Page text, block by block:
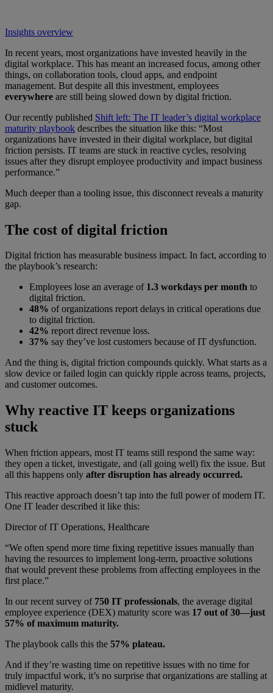
Insights overview
In recent years, most organizations have invested heavily in the
digital workplace. This has meant an increased focus, among other
things, on collaboration tools, cloud apps, and endpoint
management. But despite all this investment, employees
everywhere are still being slowed down by digital friction.
Our recently published Shift left: The IT leader’s digital workplace
maturity playbook describes the situation like this: “Most
organizations have invested in their digital workplace, but digital
friction persists. IT teams are stuck in reactive cycles, resolving
issues after they disrupt employee productivity and impact business
performance.”
Much deeper than a tooling issue, this disconnect reveals a maturity
gap.
The cost of digital friction
Digital friction has measurable business impact. In fact, according to
the playbook’s research:
Employees lose an average of 1.3 workdays per month to
digital friction.
48% of organizations report delays in critical operations due
to digital friction.
42% report direct revenue loss.
37% say they’ve lost customers because of IT dysfunction.
And the thing is, digital friction compounds quickly. What starts as a
slow device or failed login can quickly ripple across teams, projects,
and customer outcomes.
Why reactive IT keeps organizations
stuck
When friction appears, most IT teams still respond the same way:
they open a ticket, investigate, and (all going well) fix the issue. But
all this happens only after disruption has already occurred.
This reactive approach doesn’t tap into the full power of modern IT.
One IT leader described it like this:
Director of IT Operations, Healthcare
“We often spend more time fixing repetitive issues manually than
having the resources to implement long-term, proactive solutions
that would prevent these problems from affecting employees in the
first place.”
In our recent survey of 750 IT professionals, the average digital
employee experience (DEX) maturity score was 17 out of 30—just
57% of maximum maturity.
The playbook calls this the 57% plateau.
And if they’re wasting time on repetitive issues with no time for
truly impactful work, it’s no surprise that organizations are stalling at
midlevel maturity.